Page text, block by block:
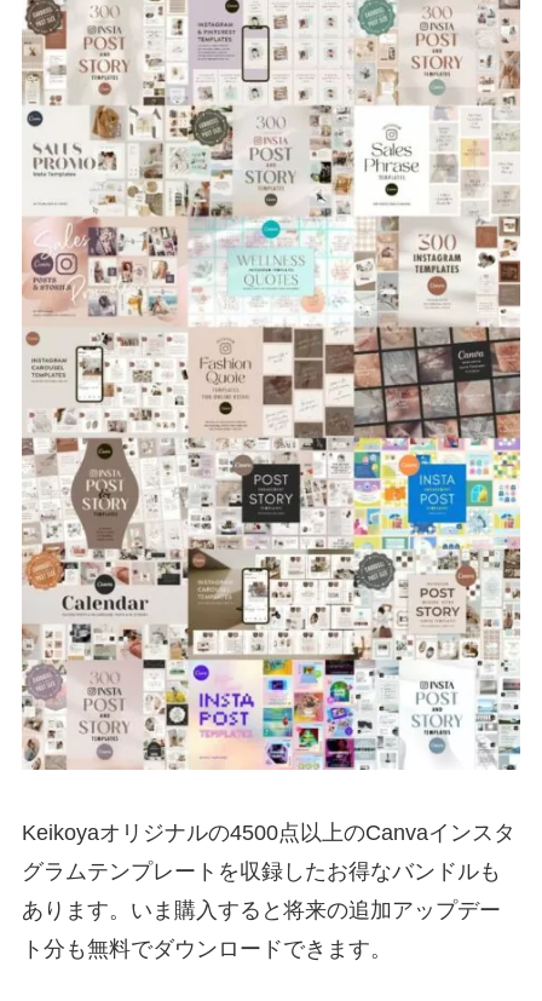
Keikoyaオリジナルの4500点以上のCanvaインスタ
グラムテンプレートを収録したお得なバンドルも
あります。いま購入すると将来の追加アップデー
ト分も無料でダウンロードできます。